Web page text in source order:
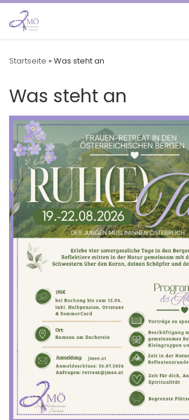
Startseite »Was steht an
Was steht an